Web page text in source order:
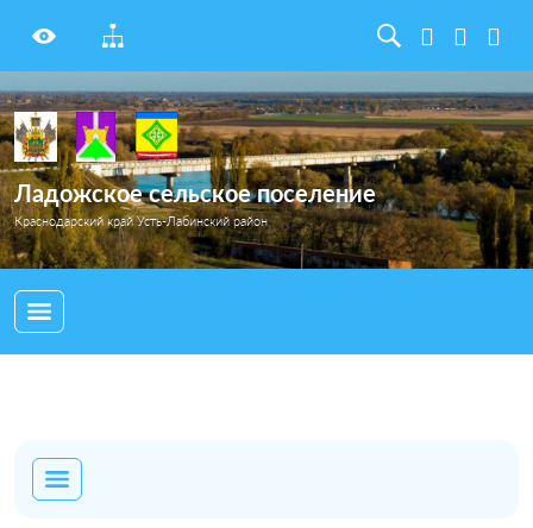
Ладожское сельское поселение
Краснодарский край Усть-Лабинский район